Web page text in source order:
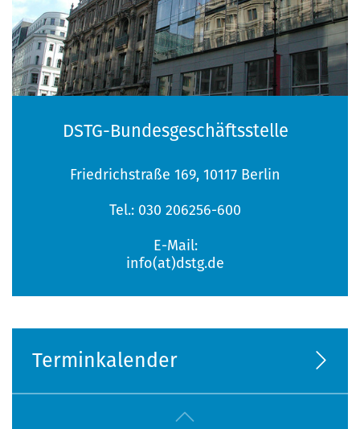
DSTG-Bundesgeschäftsstelle
Friedrichstraße 169, 10117 Berlin
Tel.: 030 206256-600
E-Mail:
info(at)dstg.de
Terminkalender